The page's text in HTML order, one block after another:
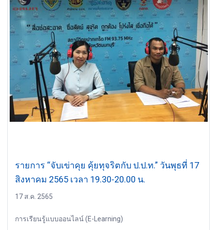
รายการ “จับเข่าคุย คุ้ยทุจริตกับ ป.ป.ท.” วันพุธที่ 17
สิงหาคม 2565 เวลา 19.30-20.00 น.
17 ส.ค. 2565
การเรียนรู้แบบออนไลน์ (E-Learning)